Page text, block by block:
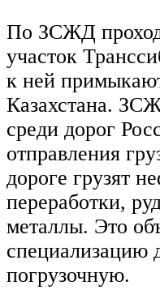
По ЗСЖД
участок
к ней
Казахстана.
среди дорог
отправления
дороге грузят
переработки,
металлы. Это
специализацию
погрузочную.